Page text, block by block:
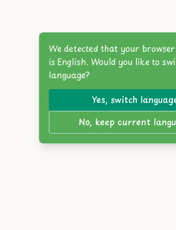
We detected that your
is English. Would you like to
language?
Yes, switch
No, keep current